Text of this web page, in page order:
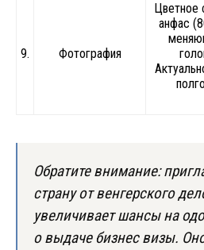
9. Фотография
Цветное
анфас
Обратите внимание:
страну от венгерского
увеличивает шансы на
о выдаче бизнес визы.